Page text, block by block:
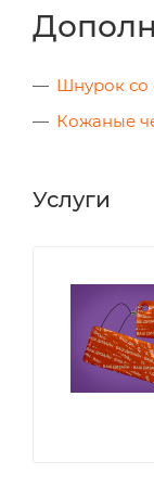
Шнурок со
Кожаные
Услуги